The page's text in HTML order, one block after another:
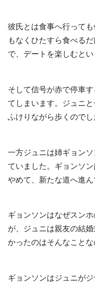
彼氏とは食事へ行って
もなくひたすら食べる
で、デートを楽しむとい
そして信号が赤で停車
てしまいます。ジュニ
ふけりながら歩くのでし
一方ジュニは姉ギョン
ていました。ギョンソ
やめて、新たな道へ進ん
ギョンソンはなぜスン
が、ジュニは親友の結
かったのはそんなことな
ギョンソンはジュニが